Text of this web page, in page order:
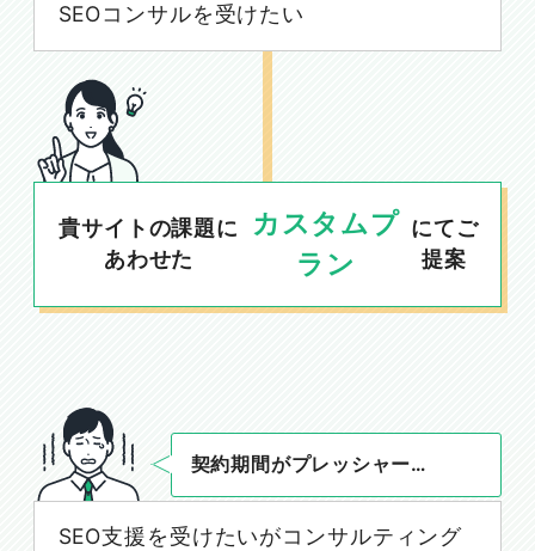
SEOコンサルを受けたい
貴サイトの課題に
あわせた
カスタムプ
ラン
にてご
提案
契約期間がプレッシャー…
SEO支援を受けたいがコンサルティング